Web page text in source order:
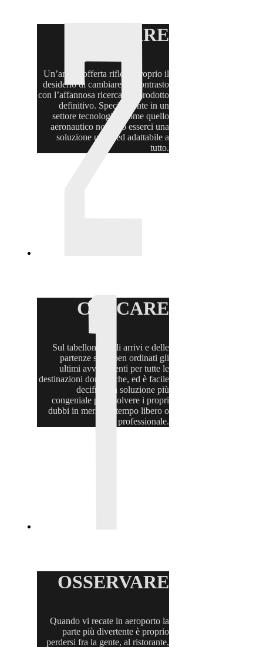
TROVARE
Un’ampia offerta riflette proprio il
desiderio di cambiare, in contrasto
con l’affannosa ricerca del prodotto
definitivo. Specialmente in un
settore tecnologico come quello
aeronautico non può esserci una
soluzione unica ed adattabile a
tutto.
CERCARE
Sul tabellone degli arrivi e delle
partenze sono ben ordinati gli
ultimi avvenimenti per tutte le
destinazioni domestiche, ed è facile
decifrare la soluzione più
congeniale per risolvere i propri
dubbi in merito al tempo libero o
professionale.
OSSERVARE
Quando vi recate in aeroporto la
parte più divertente è proprio
perdersi fra la gente, al ristorante,